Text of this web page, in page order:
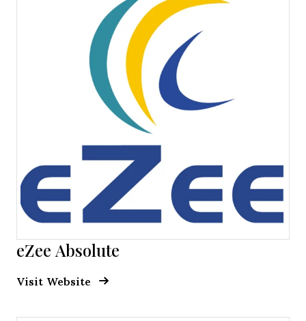
eZee Absolute
Visit Website Opens New Window